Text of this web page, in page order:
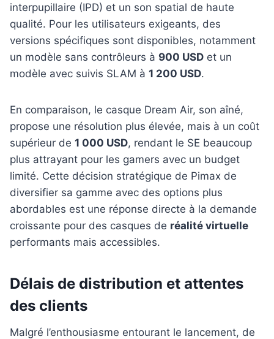
interpupillaire (IPD) et un son spatial de haute
qualité. Pour les utilisateurs exigeants, des
versions spécifiques sont disponibles, notamment
un modèle sans contrôleurs à 900 USD et un
modèle avec suivis SLAM à 1 200 USD.
En comparaison, le casque Dream Air, son aîné,
propose une résolution plus élevée, mais à un coût
supérieur de 1 000 USD, rendant le SE beaucoup
plus attrayant pour les gamers avec un budget
limité. Cette décision stratégique de Pimax de
diversifier sa gamme avec des options plus
abordables est une réponse directe à la demande
croissante pour des casques de réalité virtuelle
performants mais accessibles.
Délais de distribution et attentes
des clients
Malgré l’enthousiasme entourant le lancement, de